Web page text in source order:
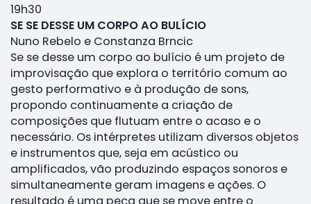
19h30
SE SE DESSE UM CORPO AO BULÍCIO
Nuno Rebelo e Constanza Brncic
Se se desse um corpo ao bulício é um projeto de
improvisação que explora o território comum ao
gesto performativo e à produção de sons,
propondo continuamente a criação de
composições que flutuam entre o acaso e o
necessário. Os intérpretes utilizam diversos objetos
e instrumentos que, seja em acústico ou
amplificados, vão produzindo espaços sonoros e
simultaneamente geram imagens e ações. O
resultado é uma peça que se move entre o